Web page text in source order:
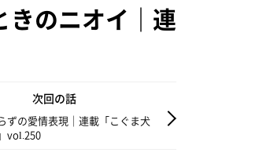
きのニオイ｜連
次回の話
ずの愛情表現｜連載「こぐま犬
vol.250